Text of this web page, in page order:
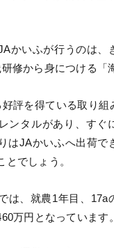
かいふが行うのは、
修から身につける「
評を得ている取り組
ンタルがあり、すぐ
はJAかいふへ出荷で
とでしょう。
は、就農1年目、17a
万円となっています。